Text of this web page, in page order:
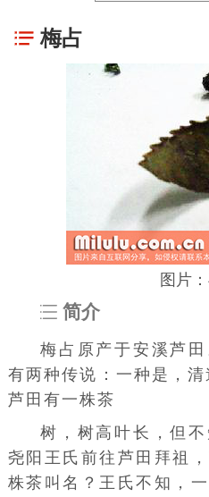
梅占
图片
简介
梅占 原产于安溪芦田
有两种传说：一种是，
芦田有一株茶
树，树高叶长，但
尧阳王氏前往芦田拜祖
株茶叫名？王氏不知，